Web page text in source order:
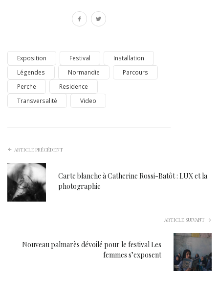
Exposition Festival
Installation
Légendes
Normandie
Parcours
Perche
Residence
Transversalité
Video
ARTICLE PRÉCÉDENT
Carte blanche à Catherine Rossi-Batôt : LUX et la
photographie
ARTICLE SUIVANT
Nouveau palmarès dévoilé pour le festival Les
femmes s’exposent